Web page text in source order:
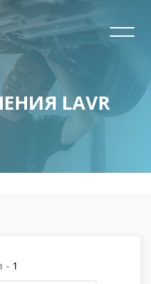
LAVR
- 1